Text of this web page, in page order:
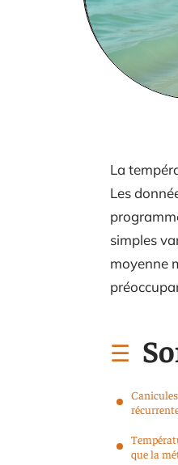
La
Les
simples
moyenne
que la